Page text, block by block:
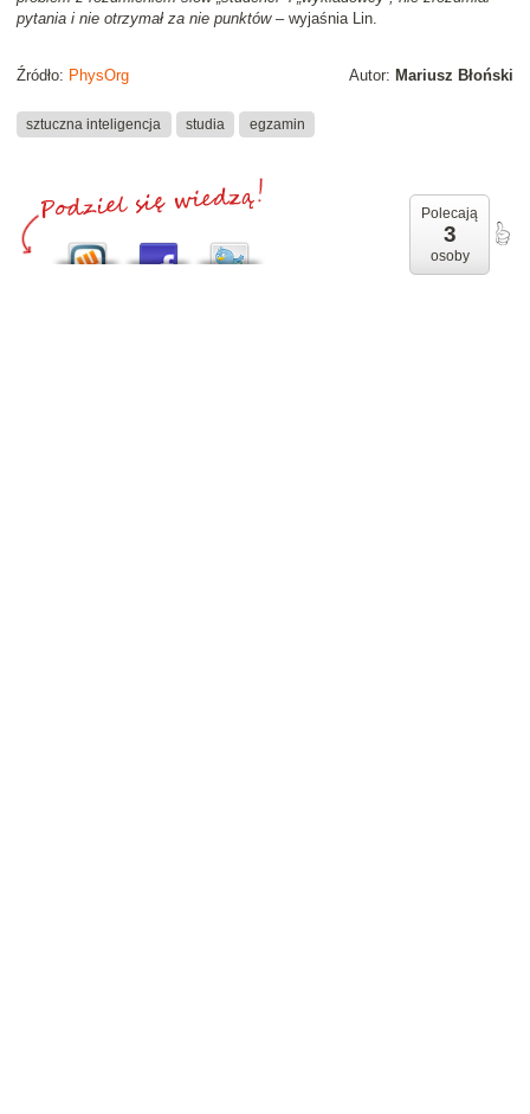
pytania i nie otrzymał za nie punktów– wyjaśnia Lin.
Autor: Mariusz Błoński
Źródło: PhysOrg
sztuczna inteligencja studia egzamin
Polecają
3
osoby